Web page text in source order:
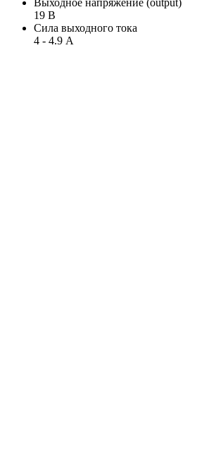
Выходное напряжение (output)
19 В
Сила выходного тока
4 - 4.9 А